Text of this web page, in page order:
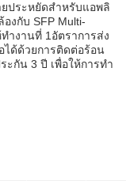
ประหยัดสําหรับแอพลิ
งกับ SFP Multi-
างานที่ 1อัตราการส่ง
ด้ด้วยการติดต่อร้อน
ะกัน 3 ปี เพื่อให้การทํา